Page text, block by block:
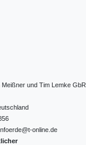
Meißner und Tim Lemke GbR
online.de